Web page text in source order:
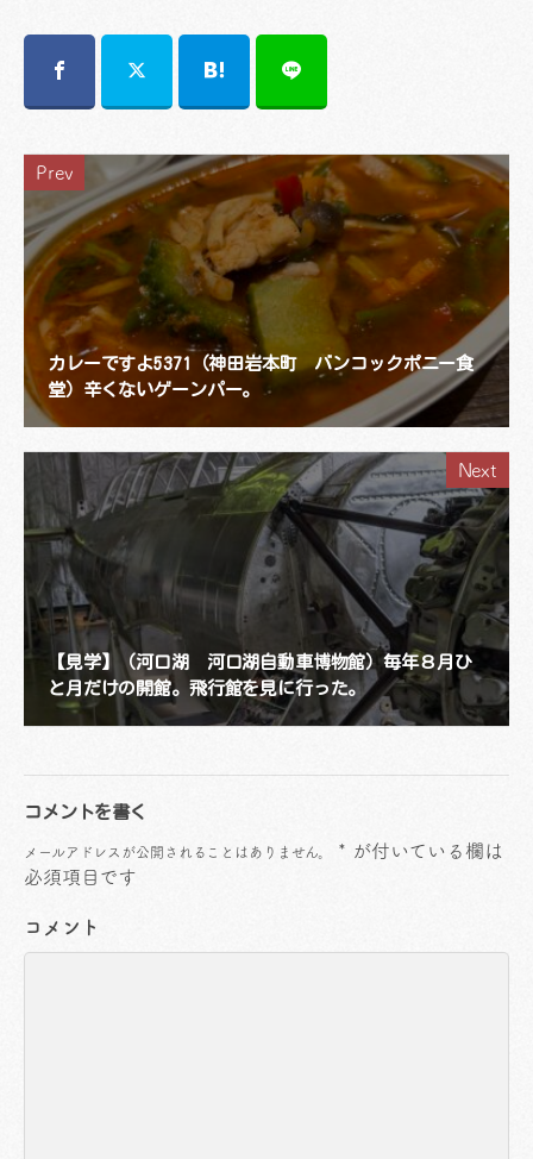
Prev
カレーですよ5371（神田岩本町 バンコックポニー食
堂）辛くないゲーンパー。
Next
【見学】（河口湖 河口湖自動車博物館）毎年８月ひ
と月だけの開館。飛行館を見に行った。
コメントを書く
メールアドレスが公開されることはありません。 * が付いている欄は
必須項目です
コメント